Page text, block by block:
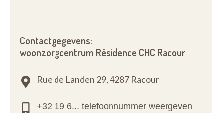
Contactgegevens:
woonzorgcentrum Résidence CHC Racour
Rue de Landen 29,4287 Racour